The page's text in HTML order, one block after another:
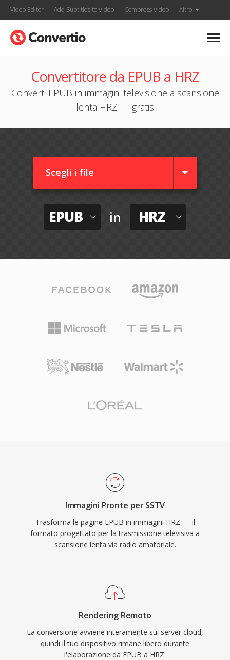
Video Editor Add Subtitles to Video Compress Video Altro
Convertitore da EPUB a HRZ
Converti EPUB in immagini televisione a scansione
lenta HRZ — gratis
Scegli i file
EPUB in HRZ
Immagini Pronte per SSTV
Trasforma le pagine EPUB in immagini HRZ — il
formato progettato per la trasmissione televisiva a
scansione lenta via radio amatoriale.
Rendering Remoto
La conversione avviene interamente sui server cloud,
quindi il tuo dispositivo rimane libero durante
l'elaborazione da EPUB a HRZ.